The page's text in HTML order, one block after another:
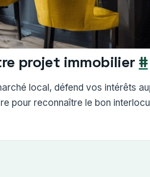
projet immobilier #
local, défend vos intérêts
pour reconnaître le bon